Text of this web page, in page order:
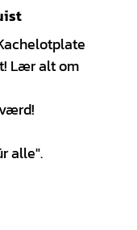
Lær alt om
alle".